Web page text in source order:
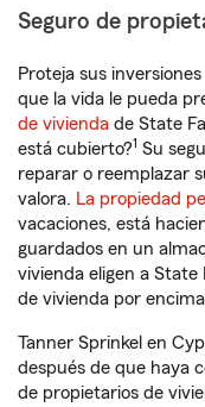
Seguro de
Proteja sus
que la vida le pueda
de vivienda de State
está cubierto?1 Su
reparar o reemplazar
valora. La propiedad
vacaciones, está
guardados en un
vivienda eligen a
de vivienda por
Tanner Sprinkel en
después de que haya
de propietarios de